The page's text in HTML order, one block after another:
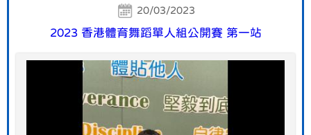
20/03/2023
2023 香港體育舞蹈單人組公開賽 第一站